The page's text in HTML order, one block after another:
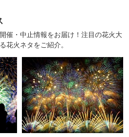
催・中止情報をお届け！注目の花火大
花火ネタをご紹介。